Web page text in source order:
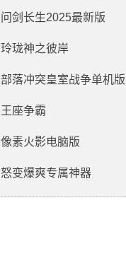
问剑长生2025最新版
玲珑神之彼岸
部落冲突皇室战争单机版
王座争霸
像素火影电脑版
怒变爆爽专属神器